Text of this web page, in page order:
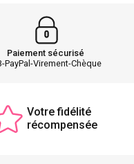
Paiement sécurisé
PayPal-Virement-Chèque
Votre fidélité
récompensée